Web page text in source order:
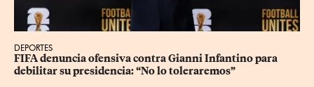
DEPORTES
FIFA denuncia ofensiva contra Gianni Infantino para
debilitar su presidencia: “No lo toleraremos”